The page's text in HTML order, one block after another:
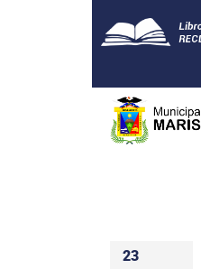
23